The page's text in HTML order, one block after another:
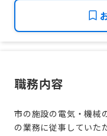
職務内容
市の施設の電気・機械
の業務に従事していた